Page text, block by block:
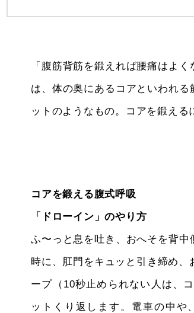
「腹筋背筋を鍛えれば腰痛はよ
は、体の奥にあるコアといわれ
ットのようなもの。コアを鍛える
コアを鍛える腹式呼吸
「ドローイン」のやり方
ふ〜っと息を吐き、おへそを背
時に、肛門をキュッと引き締め
ープ（10秒止められない人は、
ットくり返します。電車の中や